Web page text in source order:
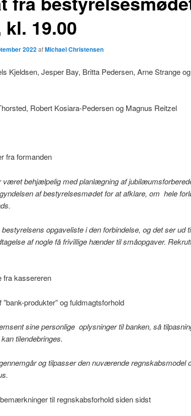
kl. 19.00
2022afMichael Christensen
Kjeldsen, Jesper Bay, Britta Pedersen, Arne Strange
Robert Kosiara-Pedersen og Magnus Reitzel
fra formanden
været behjælpelig med planlægning af
af bestyrelsesmødet for at afklare, om hele
opgaveliste i den forbindelse, og det ser ud
af nogle få frivillige hænder til småopgaver.
fra kassereren
”bank-produkter” og fuldmagtsforhold
sine personlige oplysninger til banken, så
tilendebringes.
og tilpasser den nuværende regnskabsmodel
til regnskabsforhold siden sidst